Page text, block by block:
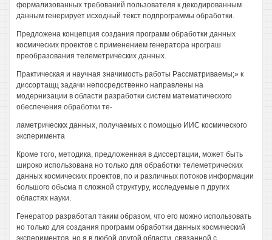
формализованных требований пользователя к декодированным
данным генерирует исходный текст подпрограммы обработки.
Предложена концепция создания программ обработки данных
космических проектов с применением генератора нрограш
преобразования телеметрических данных.
Практическая и научная значимость работы Рассматриваемы;» к
диссортащц задачи непосредственно направлены на
модернизации в области разработки систем математического
обеспечения обработки те-
ламетрическкх данных, получаемых с помощью ИИС космического
эксперимента
Кроме того, методика, предложенная в диссертации, может быть
широко использована но только для обработки телеметрических
данных космических проектов, по и различных потоков информации
большого обьсма п сложной структуру, исследуемые п других
областях науки.
Генератор разработал таким образом, что его можно использовать
но только для создания программ обработки данных космический
экспериментов, но я в любой другой области, связанной с